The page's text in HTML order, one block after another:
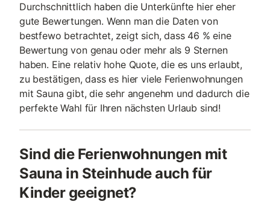
Durchschnittlich haben die Unterkünfte hier eher
gute Bewertungen. Wenn man die Daten von
bestfewo betrachtet, zeigt sich, dass 46 % eine
Bewertung von genau oder mehr als 9 Sternen
haben. Eine relativ hohe Quote, die es uns erlaubt,
zu bestätigen, dass es hier viele Ferienwohnungen
mit Sauna gibt, die sehr angenehm und dadurch die
perfekte Wahl für Ihren nächsten Urlaub sind!
Sind die Ferienwohnungen mit
Sauna in Steinhude auch für
Kinder geeignet?